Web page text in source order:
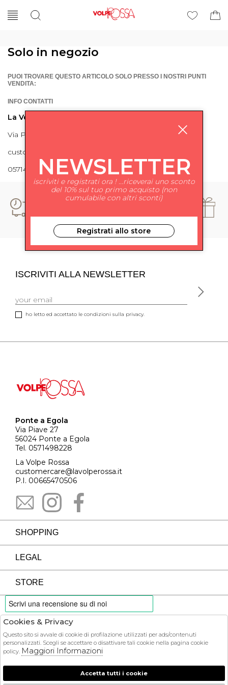
Solo in negozio
PUOI TROVARE QUESTO ARTICOLO SOLO PRESSO I NOSTRI PUNTI
VENDITA:
INFO CONTATTI
La Volpe Rossa
Via Piave 27 56024 Ponte a Egola
customercare@lavolperossa.it
0571498228
ISCRIVITI ALLA NEWSLETTER
ho letto ed accettato le condizioni sulla privacy.
Ponte a Egola
Via Piave 27
56024 Ponte a Egola
Tel. 0571498228
La Volpe Rossa
customercare@lavolperossa.it
P.I. 00665470506
SHOPPING
LEGAL
STORE
PAYMENTS
COURIER
NEWSLETTER
iscriviti e registrati ora ! ...riceverai uno sconto
del 10% sul tuo primo acquisto (non
cumulabile con altri sconti)
Registrati allo store
Cookies & Privacy
Questo sito si avvale di cookie di profilazione utilizzati per ads/contenuti
personalizzati. Scegli se accettare o disattivare tali cookie nella pagina cookie
policy. Maggiori Informazioni
Accetta tutti i cookie